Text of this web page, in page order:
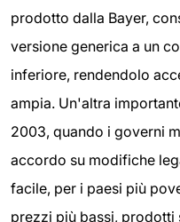
prodotto dalla Bayer,
versione generica a un
inferiore, rendendolo
ampia. Un'altra
2003, quando i governi
accordo su modifiche
facile, per i paesi più
prezzi più bassi,